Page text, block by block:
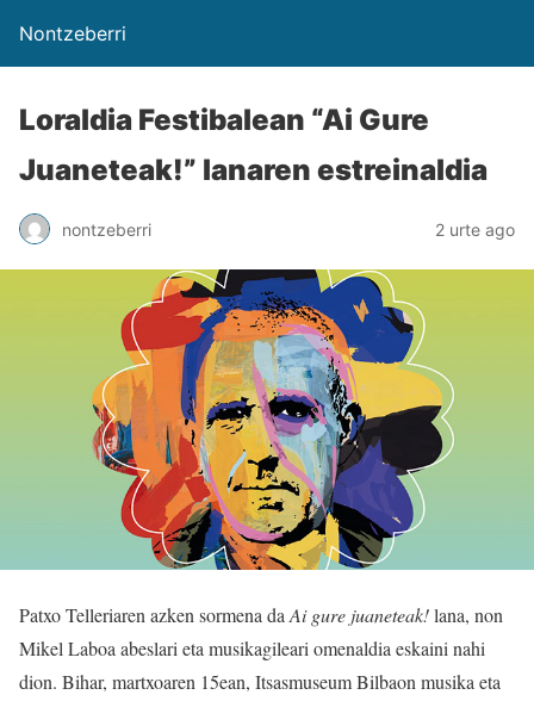
Nontzeberri
Loraldia Festibalean “Ai Gure
Juaneteak!” lanaren estreinaldia
nontzeberri 2 urte ago
Patxo Telleriaren azken sormena daAi gure juaneteak!lana, non
Mikel Laboa abeslari eta musikagileari omenaldia eskaini nahi
dion. Bihar, martxoaren 15ean, Itsasmuseum Bilbaon musika eta